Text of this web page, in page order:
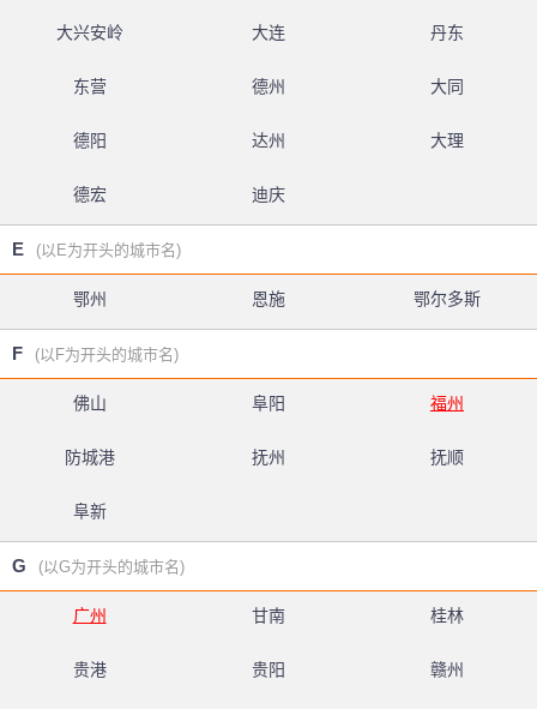
大兴安岭 大连 丹东
东营 德州 大同
德阳 达州 大理
德宏 迪庆
E (以E为开头的城市名)
鄂州 恩施 鄂尔多斯
F (以F为开头的城市名)
佛山 阜阳 福州
防城港 抚州 抚顺
阜新
G (以G为开头的城市名)
广州 甘南 桂林
贵港 贵阳 赣州